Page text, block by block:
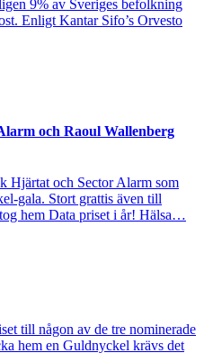
9% av Sveriges befolkning
Enligt Kantar Sifo’s Orvesto
och Raoul Wallenberg
Hjärtat och Sector Alarm som
gala. Stort grattis även till
hem Data priset i år! Hälsa…
till någon av de tre nominerade
hem en Guldnyckel krävs det